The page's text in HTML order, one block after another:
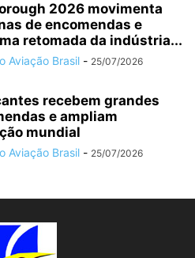
2026 movimenta
de encomendas e
retomada da indústria...
Aviação Brasil - 25/07/2026
recebem grandes
e ampliam
mundial
Aviação Brasil - 25/07/2026